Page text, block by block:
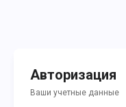
Авторизация
Ваши учетные данные